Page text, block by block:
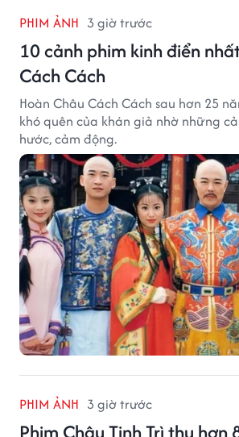
PHIM ẢNH 3 giờ trước
10 cảnh phim kinh điển
Cách Cách
Hoàn Châu Cách Cách sau hơn 25
khó quên của khán giả nhờ những
hước, cảm động.
PHIM ẢNH 3 giờ trước
Phim Châu Tinh Trì thu hơn